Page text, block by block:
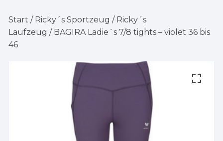
Start / Ricky´s Sportzeug / Ricky´s
Laufzeug / BAGIRA Ladie´s 7/8 tights – violet 36 bis
46